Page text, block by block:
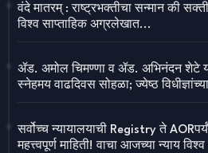
वंदे मातरम् : राष्ट्रभक्तीचा सन्मान की
विश्व साप्ताहिक अग्रलेखात...
ॲड. अमोल चिमण्णा व ॲड. अभिनंदन शेटे
स्नेहमय वाढदिवस सोहळा; ज्येष्ठ
सर्वोच्च न्यायालयाची Registry ते
महत्त्वपूर्ण माहिती! वाचा आजच्या न्याय